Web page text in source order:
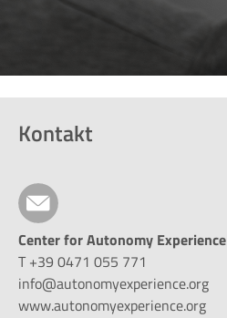
Kontakt
Center for Autonomy Experience
T +39 0471 055 771
info@autonomyexperience.org
www.autonomyexperience.org